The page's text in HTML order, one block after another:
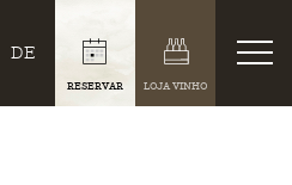
DE
RESERVAR LOJA VINHO